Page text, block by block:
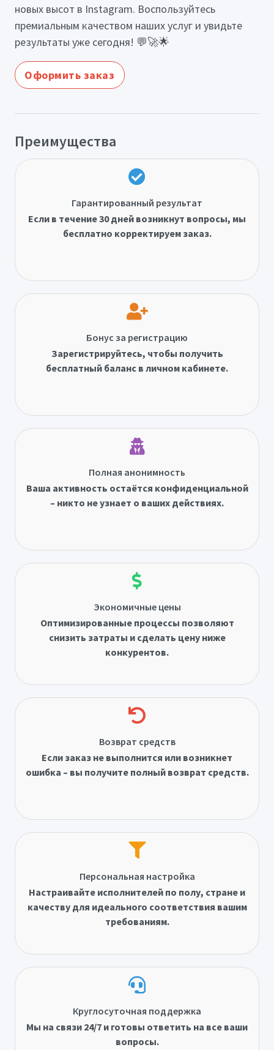
новых высот в Instagram. Воспользуйтесь
премиальным качеством наших услуг и увидьте
результаты уже сегодня! 💬🚀🌟
Оформить заказ
Преимущества
Гарантированный результат
Если в течение 30 дней возникнут вопросы, мы
бесплатно корректируем заказ.
Бонус за регистрацию
Зарегистрируйтесь, чтобы получить
бесплатный баланс в личном кабинете.
Полная анонимность
Ваша активность остаётся конфиденциальной
– никто не узнает о ваших действиях.
Экономичные цены
Оптимизированные процессы позволяют
снизить затраты и сделать цену ниже
конкурентов.
Возврат средств
Если заказ не выполнится или возникнет
ошибка – вы получите полный возврат средств.
Персональная настройка
Настраивайте исполнителей по полу, стране и
качеству для идеального соответствия вашим
требованиям.
Круглосуточная поддержка
Мы на связи 24/7 и готовы ответить на все ваши
вопросы.